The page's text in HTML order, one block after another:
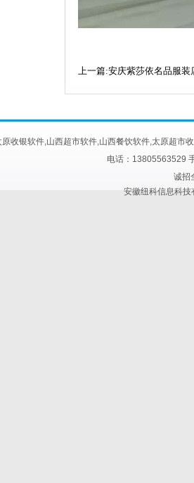
上一篇:安庆紫莎依名品服装
原收银软件,山西超市软件,山西餐饮软件,太原超
电话：13805563529
诚招
安徽纽科信息科